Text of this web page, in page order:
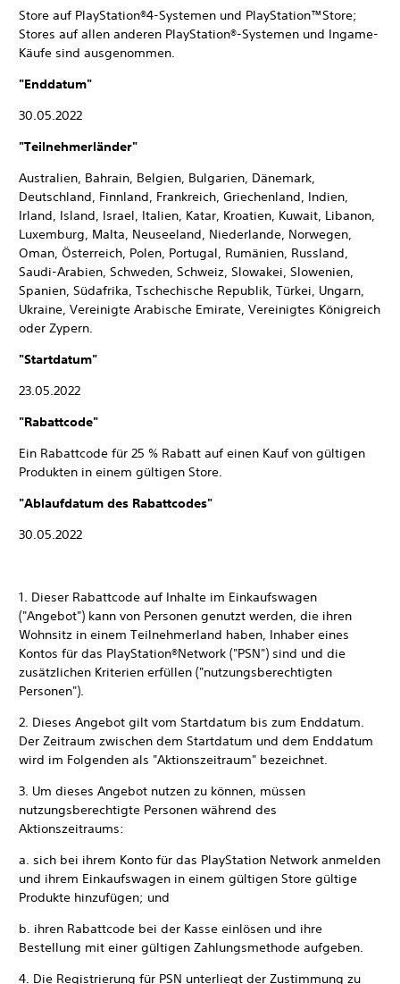
Store auf PlayStation®4-Systemen und PlayStation™Store;
Stores auf allen anderen PlayStation®-Systemen und Ingame-
Käufe sind ausgenommen.
"Enddatum"
30.05.2022
"Teilnehmerländer"
Australien, Bahrain, Belgien, Bulgarien, Dänemark,
Deutschland, Finnland, Frankreich, Griechenland, Indien,
Irland, Island, Israel, Italien, Katar, Kroatien, Kuwait, Libanon,
Luxemburg, Malta, Neuseeland, Niederlande, Norwegen,
Oman, Österreich, Polen, Portugal, Rumänien, Russland,
Saudi-Arabien, Schweden, Schweiz, Slowakei, Slowenien,
Spanien, Südafrika, Tschechische Republik, Türkei, Ungarn,
Ukraine, Vereinigte Arabische Emirate, Vereinigtes Königreich
oder Zypern.
"Startdatum"
23.05.2022
"Rabattcode"
Ein Rabattcode für 25 % Rabatt auf einen Kauf von gültigen
Produkten in einem gültigen Store.
"Ablaufdatum des Rabattcodes"
30.05.2022
‎1. Dieser Rabattcode auf Inhalte im Einkaufswagen
("Angebot") kann von Personen genutzt werden, die ihren
Wohnsitz in einem Teilnehmerland haben, Inhaber eines
Kontos für das PlayStation®Network ("PSN") sind und die
zusätzlichen Kriterien erfüllen ("nutzungsberechtigten
Personen").
‎2. Dieses Angebot gilt vom Startdatum bis zum Enddatum.
Der Zeitraum zwischen dem Startdatum und dem Enddatum
wird im Folgenden als "Aktionszeitraum" bezeichnet.
3. Um dieses Angebot nutzen zu können, müssen
nutzungsberechtigte Personen während des
Aktionszeitraums:
a. sich bei ihrem Konto für das PlayStation Network anmelden
und ihrem Einkaufswagen in einem gültigen Store gültige
Produkte hinzufügen; und
b. ihren Rabattcode bei der Kasse einlösen und ihre
Bestellung mit einer gültigen Zahlungsmethode aufgeben.
4. Die Registrierung für PSN unterliegt der Zustimmung zu